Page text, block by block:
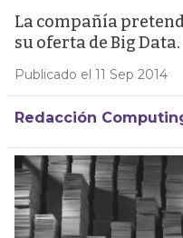
La compañía
su oferta de Big Data.
Publicado el 11 Sep 2014
Redacción